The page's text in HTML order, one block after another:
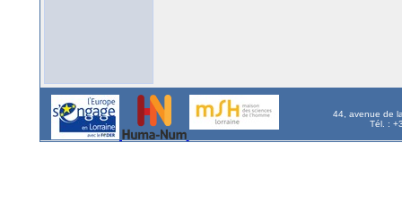
44, avenue de
Tél. :